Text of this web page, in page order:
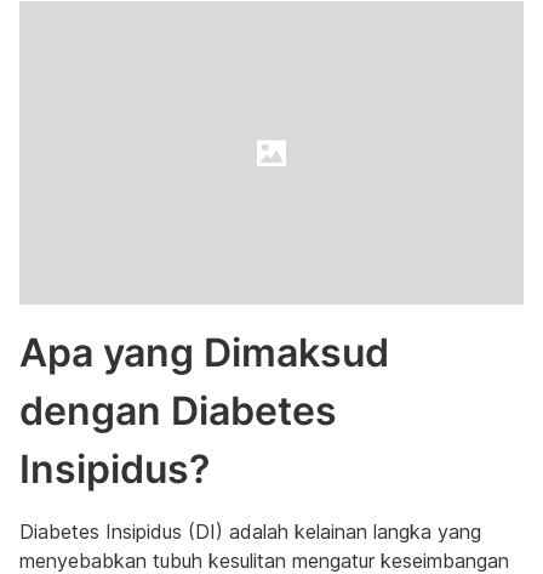
Apa yang Dimaksud
dengan Diabetes
Insipidus?
Diabetes Insipidus (DI) adalah kelainan langka yang
menyebabkan tubuh kesulitan mengatur keseimbangan